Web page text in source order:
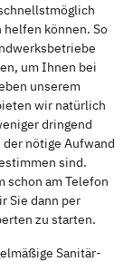
können. So
um Ihnen bei
unserem
wir natürlich
dringend
nötige Aufwand
sind.
schon am Telefon
Sie dann per
zu starten.
Sanitär-